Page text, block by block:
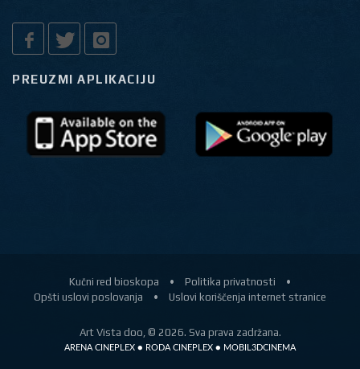
PREUZMI APLIKACIJU
Kučni red bioskopa • Politika privatnosti
•
Opšti uslovi poslovanja
• Uslovi koriščenja internet stranice
Art Vista doo, © 2026. Sva prava zadržana.
ARENA CINEPLEX ● RODA CINEPLEX ● MOBIL3DCINEMA